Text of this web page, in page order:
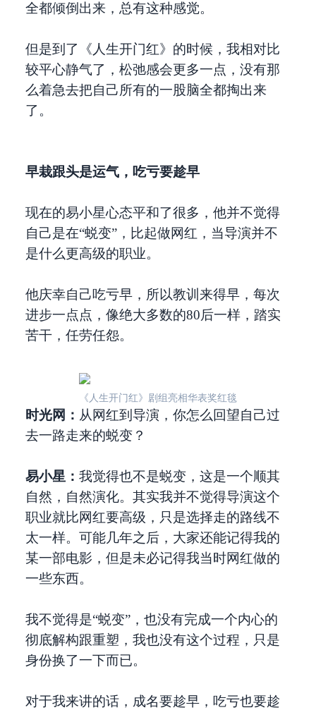
全都倾倒出来，总有这种感觉。
但是到了《人生开门红》的时候，我相对比
较平心静气了，松弛感会更多一点，没有那
么着急去把自己所有的一股脑全都掏出来
了。
早栽跟头是运气，吃亏要趁早
现在的易小星心态平和了很多，他并不觉得
自己是在“蜕变”，比起做网红，当导演并不
是什么更高级的职业。
他庆幸自己吃亏早，所以教训来得早，每次
进步一点点，像绝大多数的80后一样，踏实
苦干，任劳任怨。
《人生开门红》剧组亮相华表奖红毯
时光网： 从网红到导演，你怎么回望自己过
去一路走来的蜕变？
易小星： 我觉得也不是蜕变，这是一个顺其
自然，自然演化。其实我并不觉得导演这个
职业就比网红要高级，只是选择走的路线不
太一样。可能几年之后，大家还能记得我的
某一部电影，但是未必记得我当时网红做的
一些东西。
我不觉得是“蜕变”，也没有完成一个内心的
彻底解构跟重塑，我也没有这个过程，只是
身份换了一下而已。
对于我来讲的话，成名要趁早，吃亏也要趁